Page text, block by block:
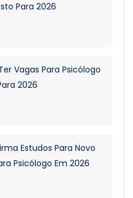
Para 2026
Vagas Para Psicólogo
2026
Estudos Para Novo
Psicólogo Em 2026